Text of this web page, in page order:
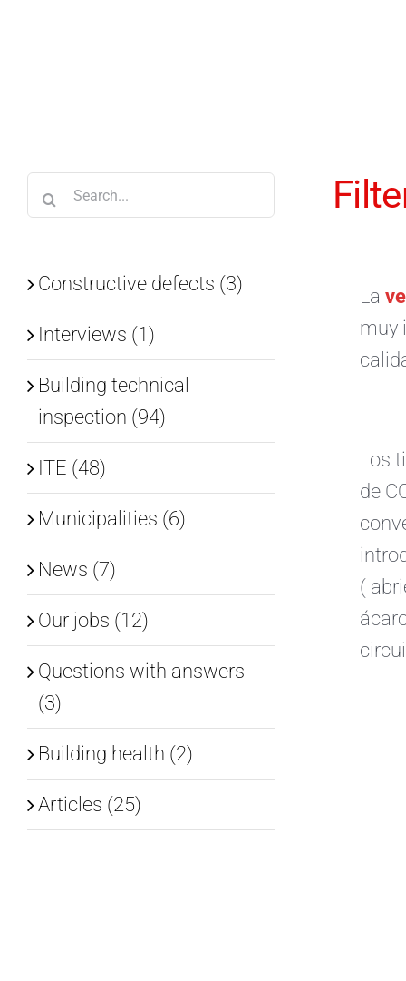
Search
for:
Constructive defects (3)
Interviews (1)
Building technical
inspection (94)
ITE (48)
Municipalities (6)
News (7)
Our jobs (12)
Questions with answers
(3)
Building health (2)
Articles (25)
La
muy
Los
de
(